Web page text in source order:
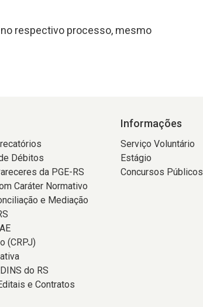
respectivo processo, mesmo
Débitos
da PGE-RS
Caráter Normativo
e Mediação
(CRPJ)
do RS
e Contratos
Informações
Serviço Voluntário
Estágio
Concursos Públicos